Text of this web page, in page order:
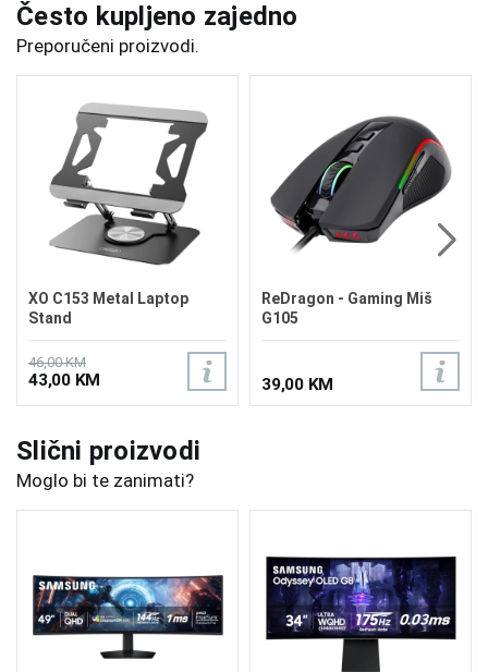
Često kupljeno zajedno
Preporučeni proizvodi.
XO C153 Metal Laptop
Stand
46,00 KM
43,00 KM
ReDragon - Gaming Miš
G105
39,00 KM
Slični proizvodi
Moglo bi te zanimati?